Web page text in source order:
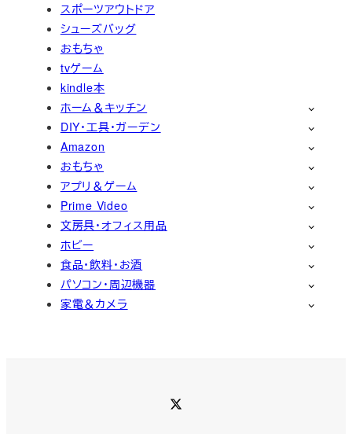
スポーツアウトドア
シューズバッグ
おもちゃ
tvゲーム
kindle本
ホーム＆キッチン
DIY・工具・ガーデン
Amazon
おもちゃ
アプリ＆ゲーム
Prime Video
文房具・オフィス用品
ホビー
食品・飲料・お酒
パソコン・周辺機器
家電＆カメラ